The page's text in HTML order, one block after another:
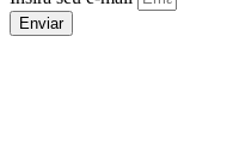
Enviar